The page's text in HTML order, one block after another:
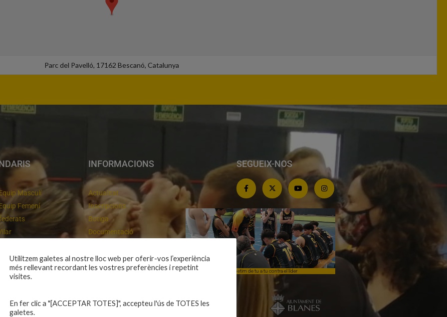
Parc del Pavelló, 17162 Bescanó, Catalunya
Masculí
Femení
inferiors
casa
INFORMACIONS
Actualitat
Inscripcions
Botiga
Documentació
Intranet
Contacte
SEGUEIX-NOS
Campiones a Salou Competim de tu a tu contra el líder
Utilitzem galetes al nostre lloc web per oferir-vos l’experiència
més rellevant recordant les vostres preferències i repetint
visites.
En fer clic a "[ACCEPTAR TOTES]", accepteu l'ús de TOTES les
galetes.